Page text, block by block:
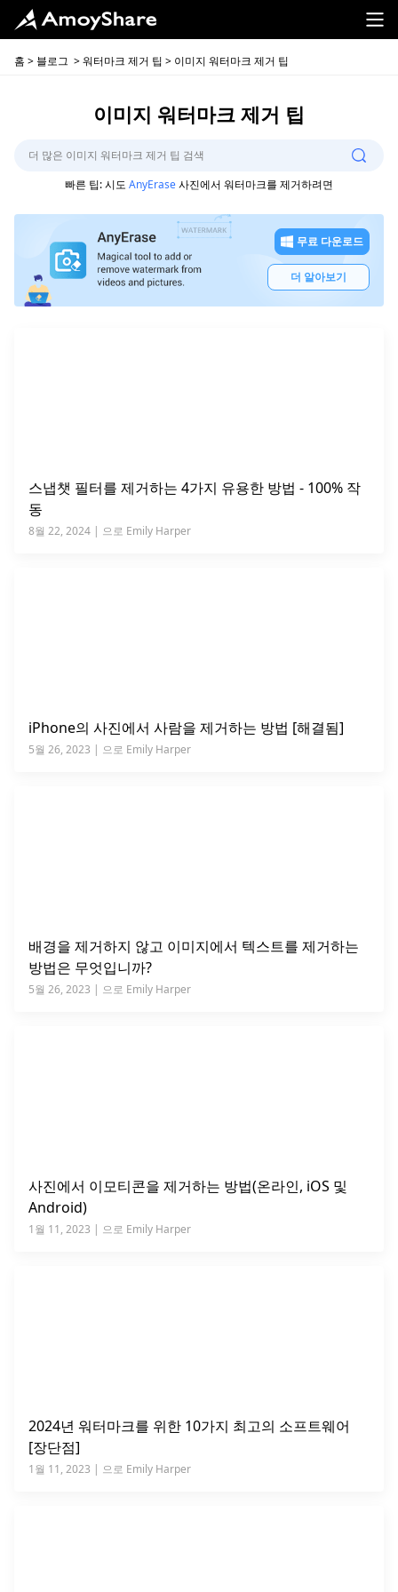
홈 > 블로그 >워터마크 제거 팁 > 이미지 워터마크 제거 팁
이미지 워터마크 제거 팁
빠른 팁: 시도 AnyErase사진에서 워터마크를 제거하려면
무료 다운로드
더 알아보기
스냅챗 필터를 제거하는 4가지 유용한 방법 - 100% 작
동
8월 22, 2024 | 으로 Emily Harper
iPhone의 사진에서 사람을 제거하는 방법 [해결됨]
5월 26, 2023 | 으로 Emily Harper
배경을 제거하지 않고 이미지에서 텍스트를 제거하는
방법은 무엇입니까?
5월 26, 2023 | 으로 Emily Harper
사진에서 이모티콘을 제거하는 방법(온라인, iOS 및
Android)
1월 11, 2023 | 으로 Emily Harper
2024년 워터마크를 위한 10가지 최고의 소프트웨어
[장단점]
1월 11, 2023 | 으로 Emily Harper